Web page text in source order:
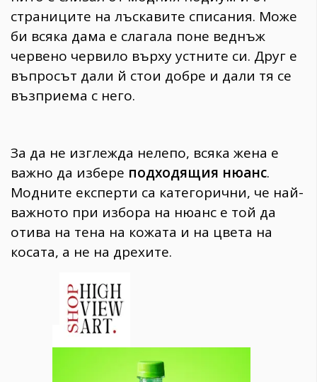
страниците на лъскавите списания. Може
би всяка дама е слагала поне веднъж
червено червило върху устните си. Друг е
въпросът дали й стои добре и дали тя се
възприема с него.
За да не изглежда нелепо, всяка жена е
важно да избере подходящия нюанс.
Модните експерти са категорични, че най-
важното при избора на нюанс е той да
отива на тена на кожата и на цвета на
косата, а не на дрехите.